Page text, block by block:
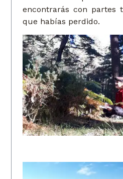
encontrarás con partes
que habías perdido.